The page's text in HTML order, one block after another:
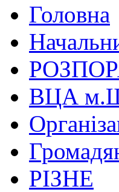
Головна
ВЦА
РІЗНЕ